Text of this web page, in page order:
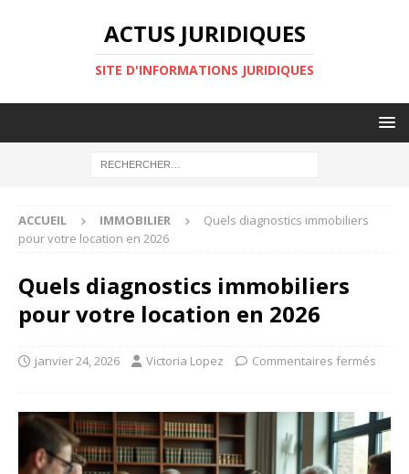
ACTUS JURIDIQUES
SITE D'INFORMATIONS JURIDIQUES
ACCUEIL IMMOBILIER
Quels diagnostics immobiliers
pour votre location en 2026
Quels diagnostics immobiliers
pour votre location en 2026
janvier 24, 2026 Victoria Lopez Commentaires fermés